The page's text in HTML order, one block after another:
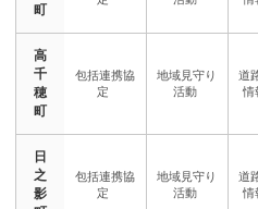
町
高
千
穂
町
日
之
影